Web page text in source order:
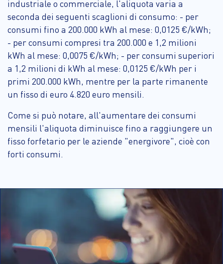
industriale o commerciale, l'aliquota varia a
seconda dei seguenti scaglioni di consumo: - per
consumi fino a 200.000 kWh al mese: 0,0125 €/kWh;
- per consumi compresi tra 200.000 e 1,2 milioni
kWh al mese: 0,0075 €/kWh; - per consumi superiori
a 1,2 milioni di kWh al mese: 0,0125 €/kWh per i
primi 200.000 kWh, mentre per la parte rimanente
un fisso di euro 4.820 euro mensili.
Come si può notare, all'aumentare dei consumi
mensili l'aliquota diminuisce fino a raggiungere un
fisso forfetario per le aziende "energivore", cioè con
forti consumi.